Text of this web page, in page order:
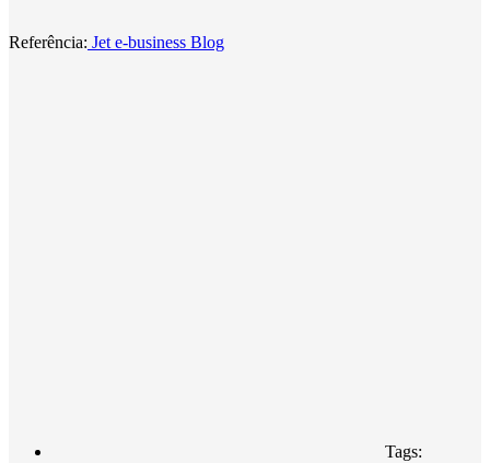
Referência: Jet e-business Blog
Tags: